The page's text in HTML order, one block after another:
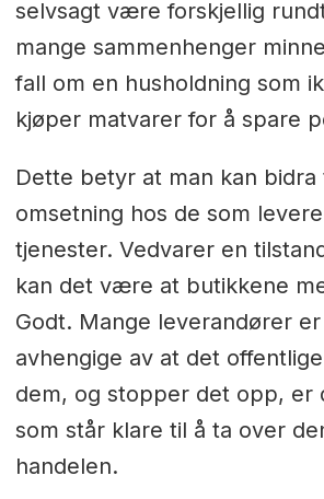
selvsagt være forskjellig
mange sammenhenger
fall om en husholdning som
kjøper matvarer for å spare
Dette betyr at man kan bidra
omsetning hos de som
tjenester. Vedvarer en
kan det være at butikkene
Godt. Mange leverandører
avhengige av at det
dem, og stopper det opp, er
som står klare til å ta over
handelen.